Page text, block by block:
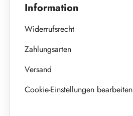
Information
Widerrufsrecht
Zahlungsarten
Versand
Cookie-Einstellungen bearbeiten